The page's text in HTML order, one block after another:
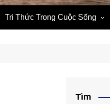
Tri Thức Trong Cuộc Sống
Tìm